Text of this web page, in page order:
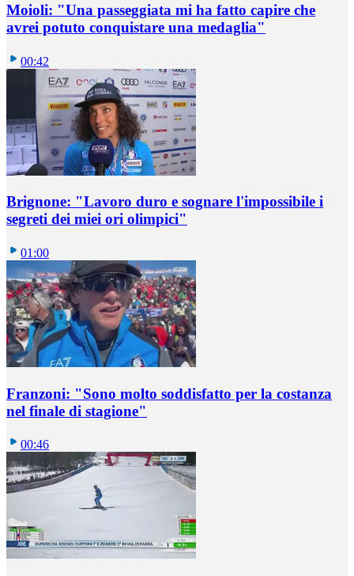
Moioli: "Una passeggiata mi ha fatto capire che
avrei potuto conquistare una medaglia"
00:42
Brignone: "Lavoro duro e sognare l'impossibile i
segreti dei miei ori olimpici"
01:00
Franzoni: "Sono molto soddisfatto per la costanza
nel finale di stagione"
00:46